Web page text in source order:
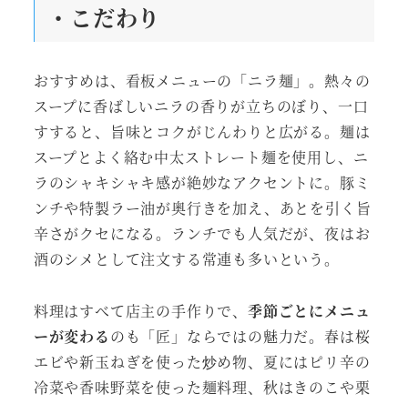
・こだわ り
おすすめは、看板メニューの「ニラ麺」。熱々の
スープに香ばしいニラの香りが立ちのぼり、一口
すすると、旨味とコクがじんわりと広がる。麺は
スープとよく絡む中太ストレート麺を使用し、ニ
ラのシャキシャキ感が絶妙なアクセントに。豚ミ
ンチや特製ラー油が奥行きを加え、あとを引く旨
辛さがクセになる。ランチでも人気だが、夜はお
酒のシメとして注文する常連も多いという。
料理はすべて店主の手作りで、 季節ごとにメニュ
ーが変わるのも「匠」ならではの魅力だ。春は桜
エビや新玉ねぎを使った炒め物、夏にはピリ辛の
冷菜や香味野菜を使った麺料理、秋はきのこや栗